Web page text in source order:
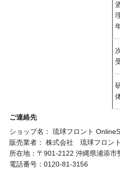
ご連絡先
ショップ名： 琉球フロント
販売業者： 株式会社 琉球フロン
所在地：〒901-2122 沖縄県浦添市
電話番号：0120-81-3156